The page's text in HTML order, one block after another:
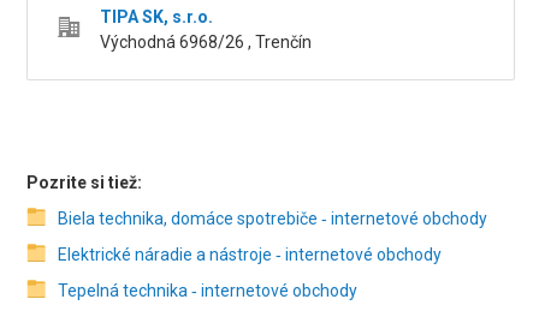
TIPA SK, s.r.o.
Východná 6968/26 , Trenčín
Pozrite si tiež:
Biela technika, domáce spotrebiče ‑ internetové obchody
Elektrické náradie a nástroje ‑ internetové obchody
Tepelná technika ‑ internetové obchody